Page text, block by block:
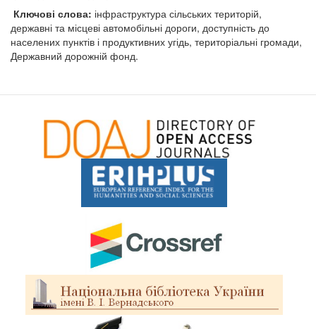
Ключові слова: інфраструктура сільських територій,
державні та місцеві автомобільні дороги, доступність до
населених пунктів і продуктивних угідь, територіальні громади,
Державний дорожній фонд.